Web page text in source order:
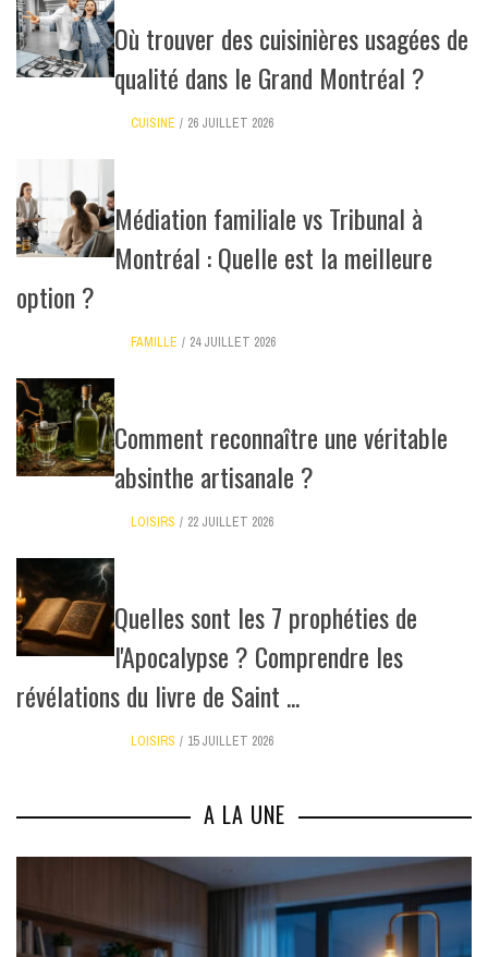
Où trouver des cuisinières usagées de
qualité dans le Grand Montréal ?
CUISINE 26 JUILLET 2026
Médiation familiale vs Tribunal à
Montréal : Quelle est la meilleure
option ?
FAMILLE 24 JUILLET 2026
Comment reconnaître une véritable
absinthe artisanale ?
LOISIRS 22 JUILLET 2026
Quelles sont les 7 prophéties de
l'Apocalypse ? Comprendre les
révélations du livre de Saint ...
LOISIRS 15 JUILLET 2026
A LA UNE